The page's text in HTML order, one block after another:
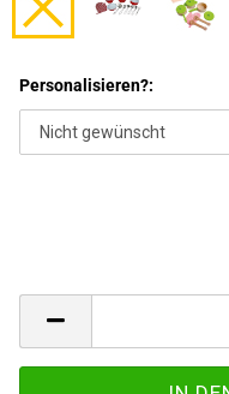
Personalisieren?: